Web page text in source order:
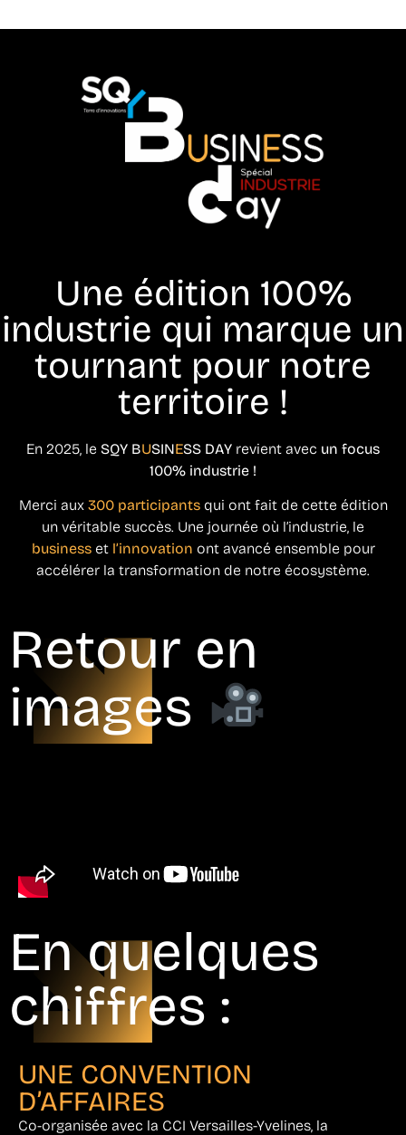
Une édition 100%
industrie qui marque un
tournant pour notre
territoire !
En 2025, le SQY BUSINESS DAY revient avec un focus
100% industrie !
Merci aux 300 participantsqui ont fait de cette édition
un véritable succès. Une journée où l’industrie, le
businesset l’innovation ont avancé ensemble pour
accélérer la transformation de notre écosystème.
Retour en
images
En quelques
chiffres :
UNE CONVENTION
D’AFFAIRES
Co-organisée avec la CCI Versailles-Yvelines, la